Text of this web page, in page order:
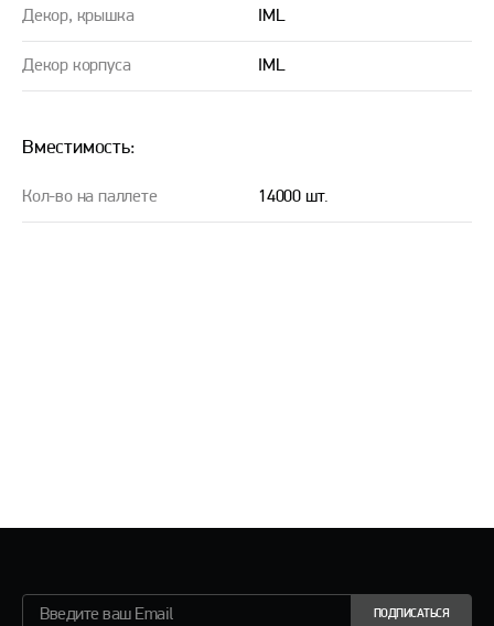
Декор, крышка IML
Декор корпуса IML
Вместимость:
Кол-во на паллете 14000 шт.
ПОДПИСАТЬСЯ